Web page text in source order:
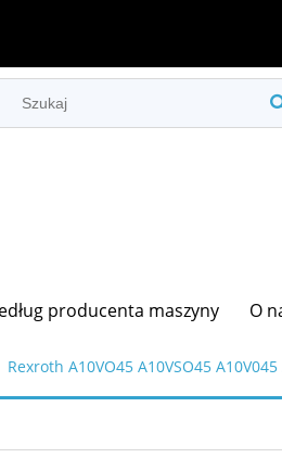
producenta maszyny O
Rexroth A10VO45 A10VSO45 A10V045